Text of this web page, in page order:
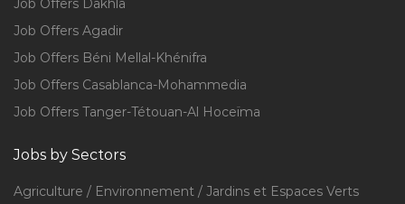
Job Offers Dakhla
Job Offers Agadir
Job Offers Béni Mellal-Khénifra
Job Offers Casablanca-Mohammedia
Job Offers Tanger-Tétouan-Al Hoceïma
Jobs by Sectors
Agriculture / Environnement / Jardins et Espaces Verts